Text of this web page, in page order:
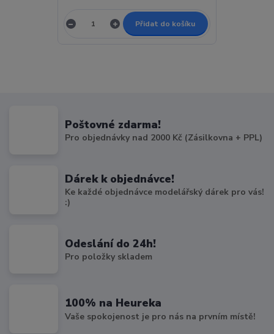
Přidat do košíku
Poštovné zdarma!
Pro objednávky nad 2000 Kč (Zásilkovna + PPL)
Dárek k objednávce!
Ke každé objednávce modelářský dárek pro vás!
:)
Odeslání do 24h!
Pro položky skladem
100% na Heureka
Vaše spokojenost je pro nás na prvním místě!